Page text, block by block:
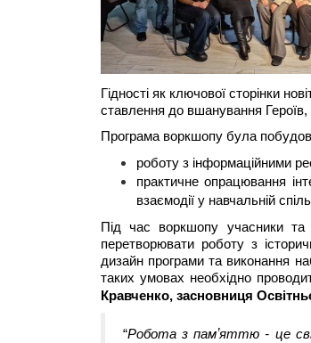
Гідності як ключової сторінки
ставлення до вшанування Героїв,
Програма воркшопу була
роботу з інформаційними
практичне опрацювання
взаємодії у навчальній
Під час воркшопу учасники та
перетворювати роботу з
дизайн програми та виконання
таких умовах необхідно
Кравченко, засновниця
“Робота з памʼяттю - це